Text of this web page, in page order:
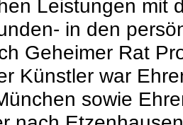
Leistungen mit
in den
Geheimer Rat
Künstler war
sowie